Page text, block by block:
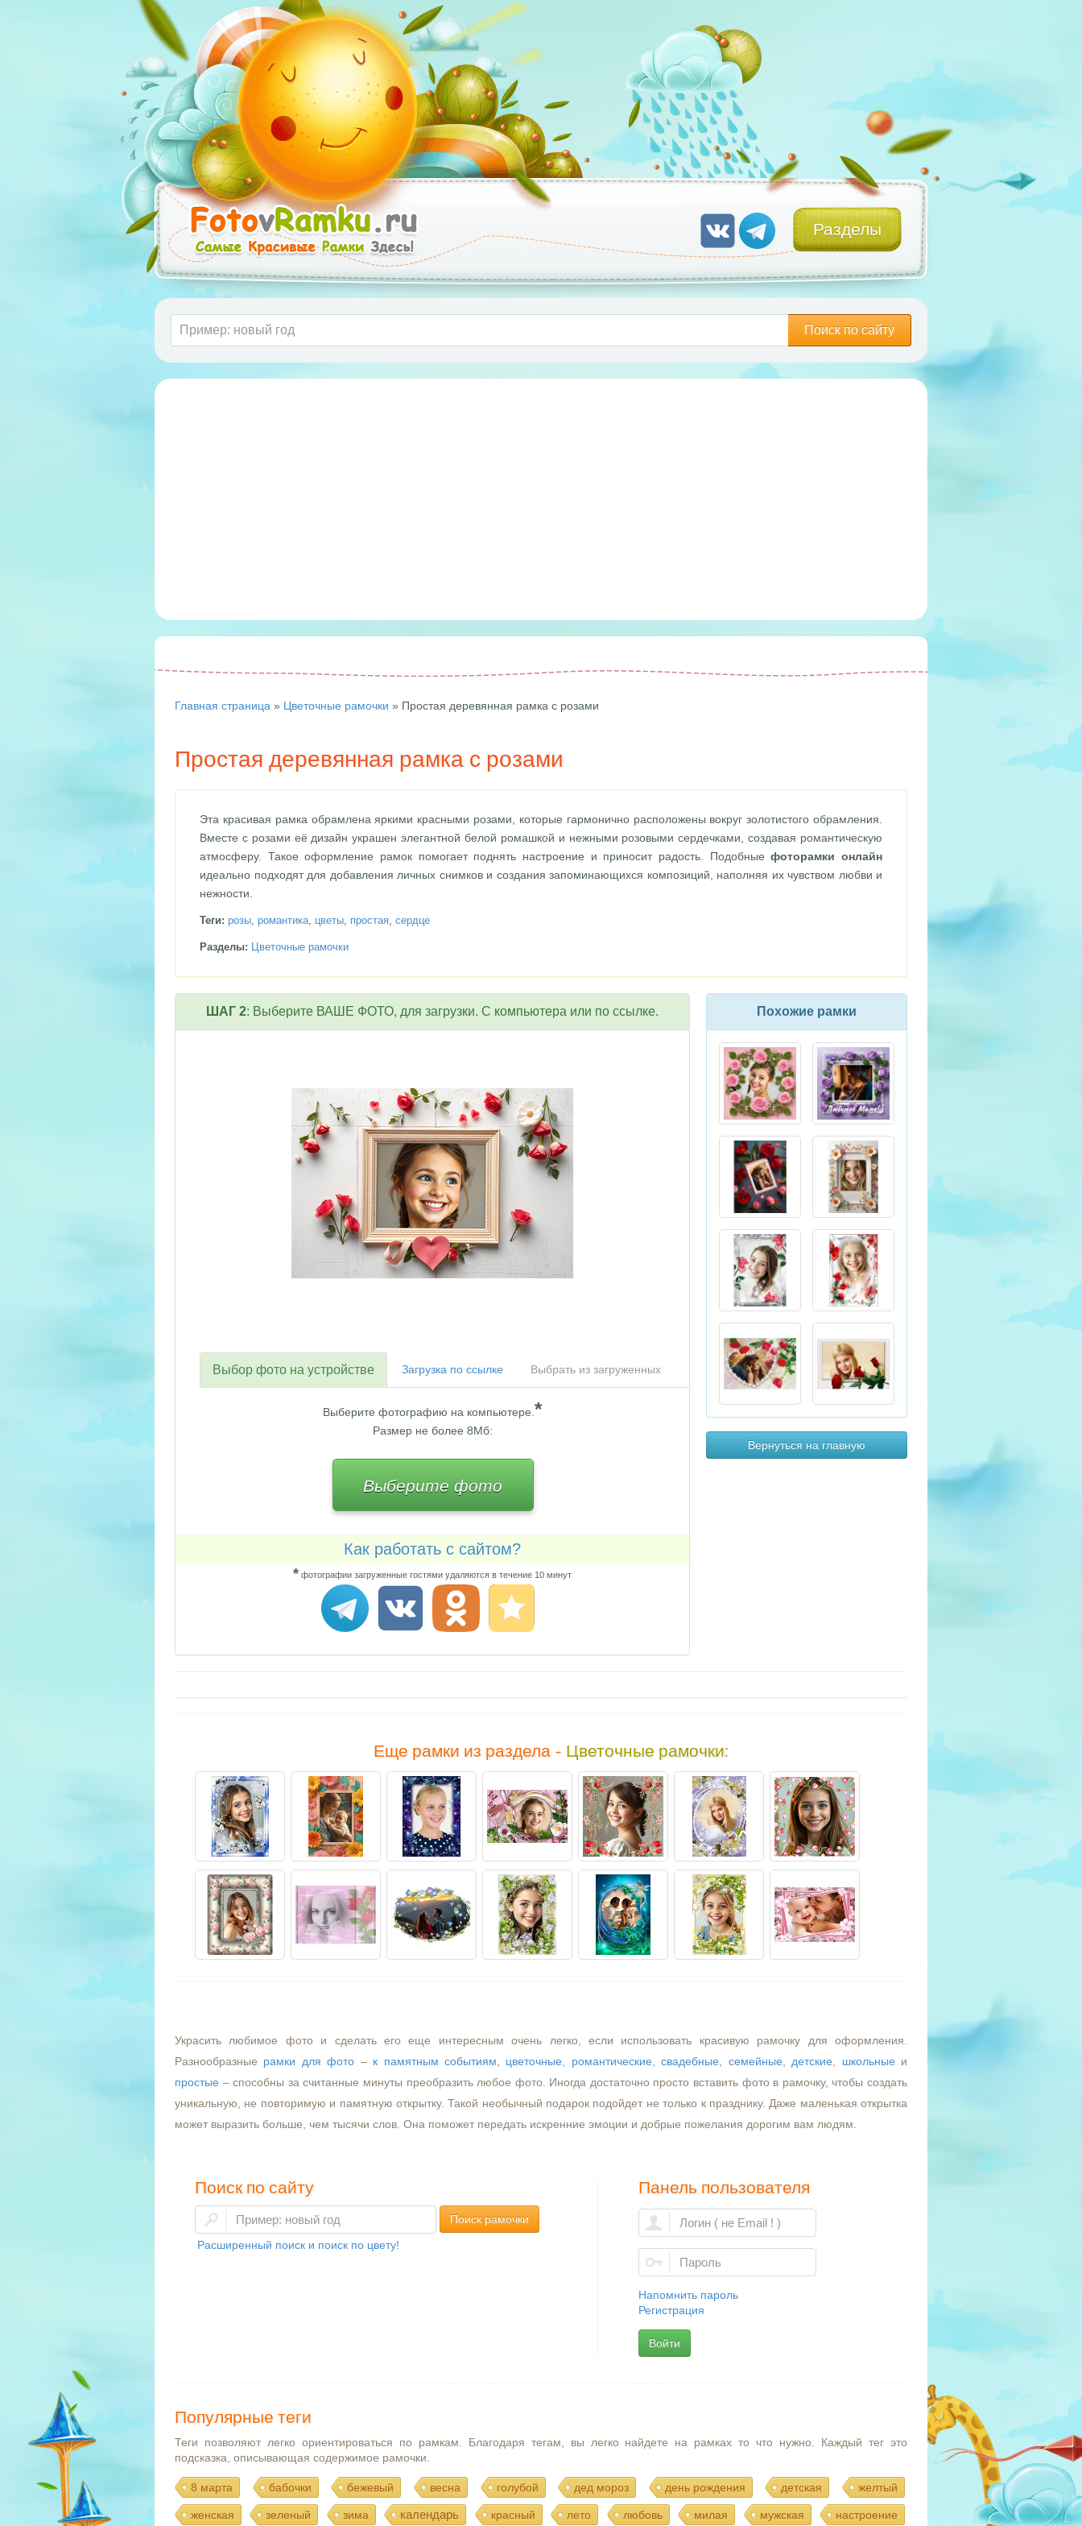
Разделы
Поиск по сайту
Главная страница » Цветочные рамочки » Простая деревянная рамка с розами
Простая деревянная рамка с розами
Эта красивая рамка обрамлена яркими красными розами, которые гармонично расположены вокруг золотистого обрамления.
Вместе с розами её дизайн украшен элегантной белой ромашкой и нежными розовыми сердечками, создавая романтическую
атмосферу. Такое оформление рамок помогает поднять настроение и приносит радость. Подобныефоторамки онлайн
идеально подходят для добавления личных снимков и создания запоминающихся композиций, наполняя их чувством любви и
нежности.
Теги: розы, романтика, цветы, простая, сердце
Разделы: Цветочные рамочки
Похожие рамки
Вернуться на главную
ШАГ 2: Выберите ВАШЕ ФОТО, для загрузки. С компьютера или по ссылке.
Выбор фото на устройстве Загрузка по ссылке Выбрать из загруженных
Выберите фотографию на компьютере. *
Размер не более 8Мб:
Выберите фото
Как работать с сайтом?
* фотографии загруженные гостями удаляются в течение 10 минут
Еще рамки из раздела - Цветочные рамочки:
Украсить любимое фото и сделать его еще интересным очень легко, если использовать красивую рамочку для оформления.
Разнообразные рамки для фото – к памятным событиям цветочные романтические ,свадебные семейные детские школьные и
простые – способны за считанные минуты преобразить любое фото. Иногда достаточно просто вставить фото в рамочку, чтобы создать
уникальную, не повторимую и памятную открытку. Такой необычный подарок подойдет не только к празднику. Даже маленькая открытка
может выразить больше, чем тысячи слов. Она поможет передать искренние эмоции и добрые пожелания дорогим вам людям.
Поиск по сайту
Поиск рамочки
Расширенный поиск и поиск по цвету!
Панель пользователя
Напомнить пароль
Регистрация
Войти
Популярные теги
Теги позволяют легко ориентироваться по рамкам. Благодаря тегам, вы легко найдете на рамках то что нужно. Каждый тег это
подсказка, описывающая содержимое рамочки.
8 марта бабочки бежевый весна голубой дед мороз день рождения детская желтый
женская зеленый зима календарь красный лето любовь милая мужская настроение